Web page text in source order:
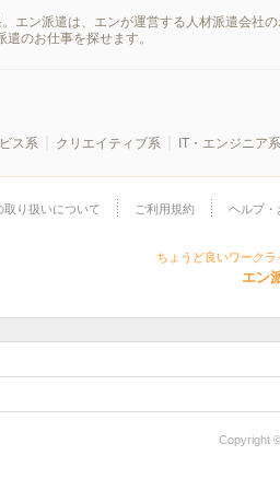
エン派遣は、エンが運営する人材派遣会社
のお仕事を探せます。
ス系 クリエイティブ系 IT・エンジニア系
取り扱いについて ご利用規約 ヘルプ・
ちょうど良いワークラ
エン
Copyright